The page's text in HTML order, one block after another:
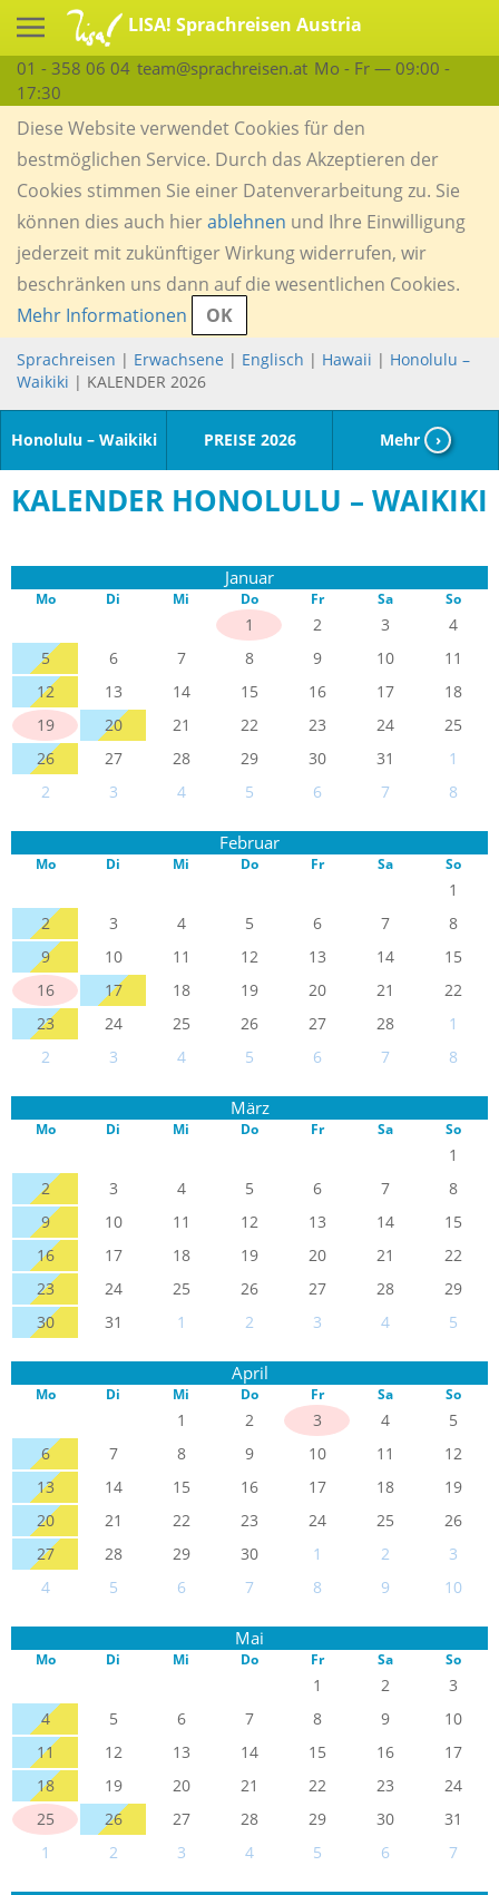
LISA! Sprachreisen Austria
01 - 358 06 04 team@sprachreisen.at Mo - Fr — 09:00 -
17:30
Diese Website verwendet Cookies für den
bestmöglichen Service. Durch das Akzeptieren der
Cookies stimmen Sie einer Datenverarbeitung zu. Sie
können dies auch hierablehnen und Ihre Einwilligung
jederzeit mit zukünftiger Wirkung widerrufen, wir
beschränken uns dann auf die wesentlichen Cookies.
Mehr Informationen
OK
Sprachreisen | Erwachsene | Englisch | Hawaii | Honolulu –
Waikiki | KALENDER 2026
Honolulu – Waikiki PREISE 2026 Mehr ›
KALENDER HONOLULU – WAIKIKI
Januar
Mo Di Mi Do Fr Sa So
1 2 3
4
5
6 7 8 9 10
11
12
13 14 15 16 17
18
19
20 21 22 23 24
25
26
27 28 29 30 31
1
2
3 4 5 6 7 8
Februar
Mo Di Mi Do Fr Sa So
1
2
3 4 5 6 7
8
9
10 11 12 13 14
15
16
17 18 19 20 21
22
23
24 25 26 27 28
1
2
3 4 5 6 7 8
März
Mo Di Mi Do Fr Sa So
1
2
3 4 5 6 7
8
9
10 11 12 13 14
15
16
17 18 19 20 21
22
23
24 25 26 27 28
29
30
31 1 2 3 4 5
April
Mo Di Mi Do Fr Sa So
1 2 3 4
5
6
7 8 9 10 11
12
13
14 15 16 17 18
19
20
21 22 23 24 25
26
27
28 29 30 1 2
3
4
5 6 7 8 9 10
Mai
Mo Di Mi Do Fr Sa So
1 2
3
4
5 6 7 8 9
10
11
12 13 14 15 16
17
18
19 20 21 22 23
24
25
26 27 28 29 30
31
1
2 3 4 5 6 7